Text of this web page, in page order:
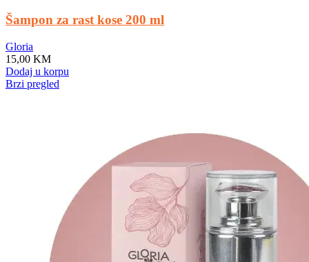
Šampon za rast kose 200 ml
Gloria
15,00 KM
Dodaj u korpu
Brzi pregled